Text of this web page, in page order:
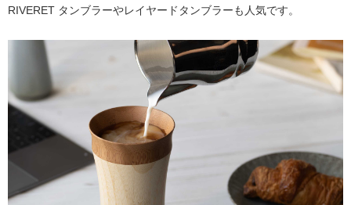
RIVERET タンブラーやレイヤードタンブラーも人気です。